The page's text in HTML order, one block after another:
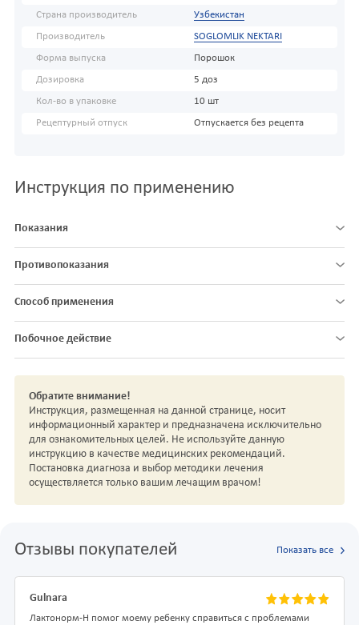
Страна производитель Узбекистан
Производитель SOGLOMLIK NEKTARI
Форма выпуска Порошок
Дозировка 5 доз
Кол-во в упаковке 10 шт
Рецептурный отпуск Отпускается без рецепта
Инструкция по применению
Показания
Противопоказания
Способ применения
Побочное действие
Обратите внимание!
Инструкция, размещенная на данной странице, носит
информационный характер и предназначена исключительно
для ознакомительных целей. Не используйте данную
инструкцию в качестве медицинских рекомендаций.
Постановка диагноза и выбор методики лечения
осуществляется только вашим лечащим врачом!
Отзывы покупателей Показать все
Gulnara
Лактонорм-Н помог моему ребенку справиться с проблемами